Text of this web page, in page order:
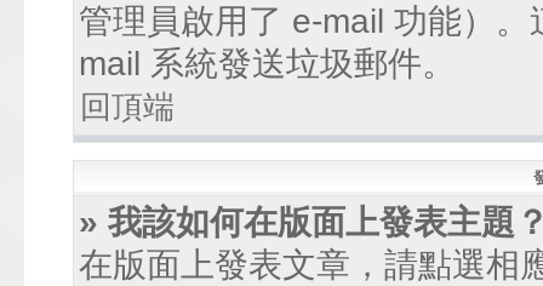
管理員啟用了 e-mail 功能）
mail 系統發送垃圾郵件。
回頂端
» 我該如何在版面上發表主題
在版面上發表文章，請點選相